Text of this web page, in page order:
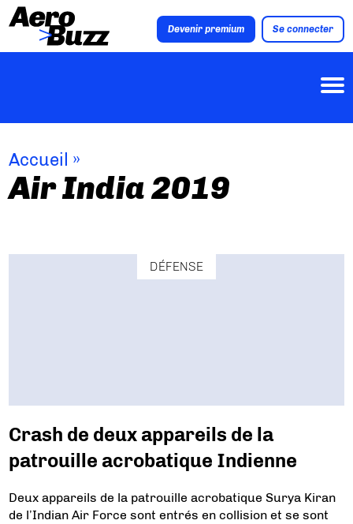
Devenir premium Se connecter
Accueil »
Air India 2019
DÉFENSE
Crash de deux appareils de la
patrouille acrobatique Indienne
Deux appareils de la patrouille acrobatique Surya Kiran
de l’Indian Air Force sont entrés en collision et se sont